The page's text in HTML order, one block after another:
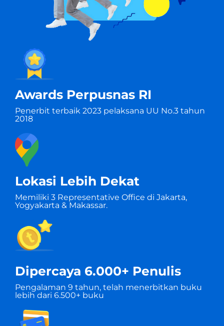
Awards Perpusnas RI
Penerbit terbaik 2023 pelaksana UU No.3 tahun
2018
Lokasi Lebih Dekat
Memiliki 3 Representative Office di Jakarta,
Yogyakarta & Makassar.
Dipercaya 6.000+ Penulis
Pengalaman 9 tahun, telah menerbitkan buku
lebih dari 6.500+ buku